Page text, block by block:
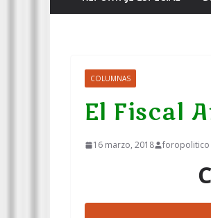
COLUMNAS
El Fiscal
16 marzo, 2018 foropolitico